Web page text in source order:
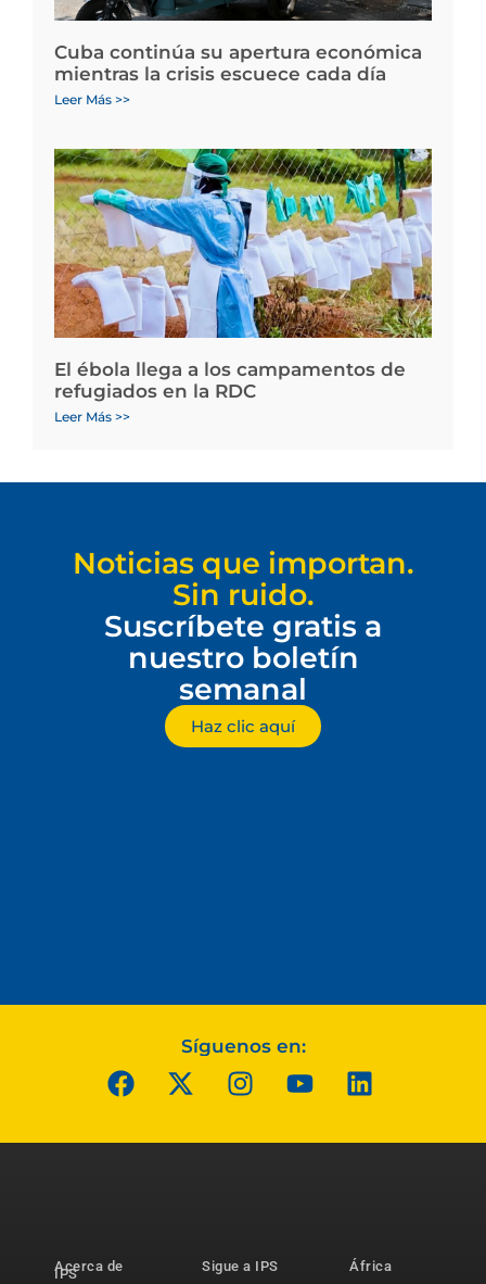
Cuba continúa su apertura económica
mientras la crisis escuece cada día
Leer Más >>
El ébola llega a los campamentos de
refugiados en la RDC
Leer Más >>
Noticias que importan.
Sin ruido.
Suscríbete gratis a
nuestro boletín
semanal
Haz clic aquí
Síguenos en:
Acerca de
IPS
Sigue a IPS
África